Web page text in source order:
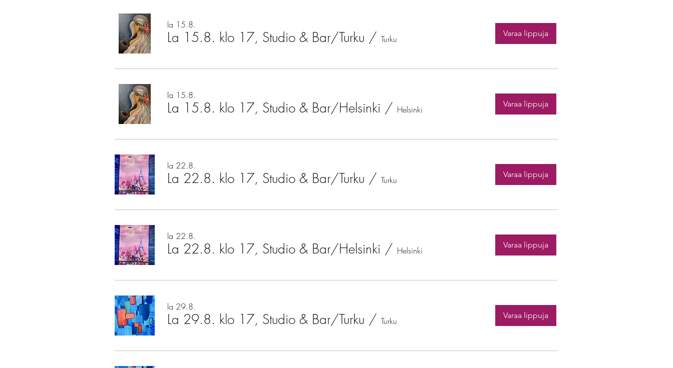
la 15.8.
La 15.8. klo 17, Studio & Bar/Turku / Turku
Varaa lippuja
la 15.8.
La 15.8. klo 17, Studio & Bar/Helsinki / Helsinki
Varaa lippuja
la 22.8.
La 22.8. klo 17, Studio & Bar/Turku / Turku
Varaa lippuja
la 22.8.
La 22.8. klo 17, Studio & Bar/Helsinki / Helsinki
Varaa lippuja
la 29.8.
La 29.8. klo 17, Studio & Bar/Turku / Turku
Varaa lippuja